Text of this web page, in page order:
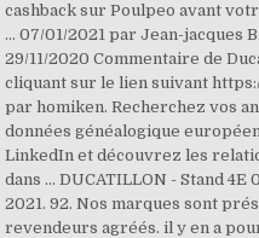
cashback sur Poulpeo avant
… 07/01/2021 par Jean-jacques
29/11/2020 Commentaire de
cliquant sur le lien suivant
par homiken. Recherchez vos
données généalogique
LinkedIn et découvrez les
dans … DUCATILLON - Stand 4E
2021. 92. Nos marques sont
revendeurs agréés. il y en a